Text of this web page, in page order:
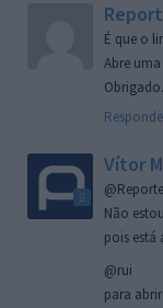
É que o
Abre
Obrigado.
Vítor
Não
pois está
@rui
para